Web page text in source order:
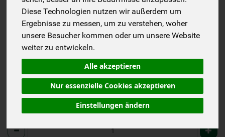
Diese Technologien nutzen wir außerdem um
Ergebnisse zu messen, um zu verstehen, woher
unsere Besucher kommen oder um unsere Website
weiter zu entwickeln.
Alle akzeptieren
Nur essenzielle Cookies akzeptieren
Einstellungen ändern
EG
15,01 € * / Stk
46,90 € / kg
(46,90 € / kg)
inkl. 7% MwSt.
Stück
Anzahl